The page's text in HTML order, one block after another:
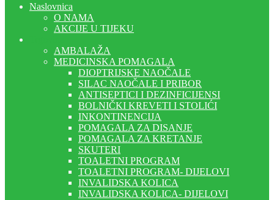
Naslovnica
O NAMA
AKCIJE U TIJEKU
AMBALAŽA
MEDICINSKA POMAGALA
DIOPTRIJSKE NAOČALE
SILAC NAOČALE I PRIBOR
ANTISEPTICI I DEZINFICIJENSI
BOLNIČKI KREVETI I STOLIĆI
INKONTINENCIJA
POMAGALA ZA DISANJE
POMAGALA ZA KRETANJE
SKUTERI
TOALETNI PROGRAM
TOALETNI PROGRAM- DIJELOVI
INVALIDSKA KOLICA
INVALIDSKA KOLICA- DIJELOVI